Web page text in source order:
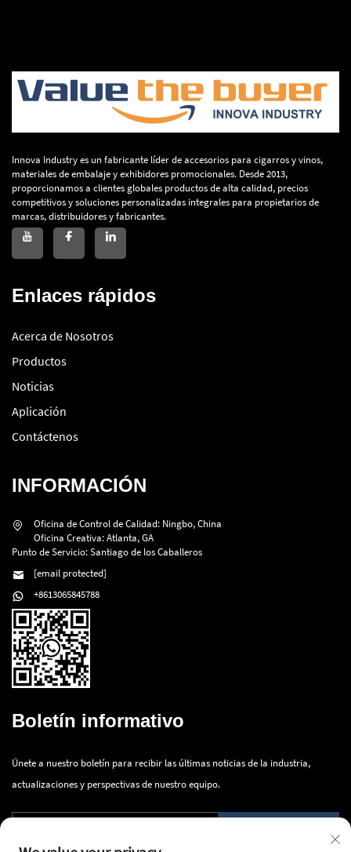
Innova Industry es un fabricante líder de accesorios para cigarros y vinos,
materiales de embalaje y exhibidores promocionales. Desde 2013,
proporcionamos a clientes globales productos de alta calidad, precios
competitivos y soluciones personalizadas integrales para propietarios de
marcas, distribuidores y fabricantes.
Enlaces rápidos
Acerca de Nosotros
Productos
Noticias
Aplicación
Contáctenos
INFORMACIÓN
Oficina de Control de Calidad: Ningbo, China
Oficina Creativa: Atlanta, GA
Punto de Servicio: Santiago de los Caballeros
[email protected]
+8613065845788
Boletín informativo
Únete a nuestro boletín para recibir las últimas noticias de la industria,
actualizaciones y perspectivas de nuestro equipo.